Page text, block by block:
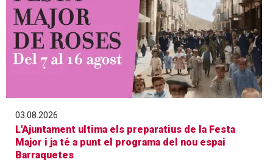
03.08.2026
L'Ajuntament ultima els preparatius de la Festa
Major i ja té a punt el programa del nou espai
Barraquetes